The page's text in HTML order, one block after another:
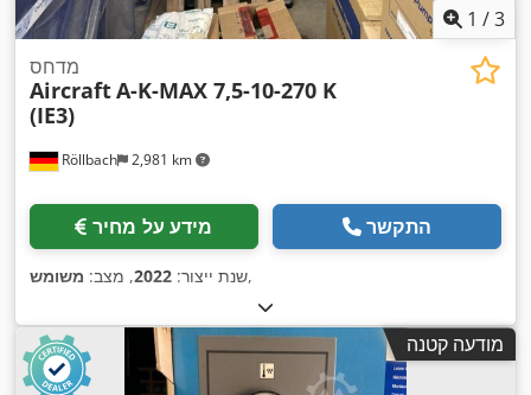
1 /3
Röllbach 2,981 km
מדחס
AircraftA-K-MAX 7,5-10-270 K
(IE3)
מידע על מחיר התקשר
שנת ייצור: 2022, מצב: משומש ,
מודעה קטנה